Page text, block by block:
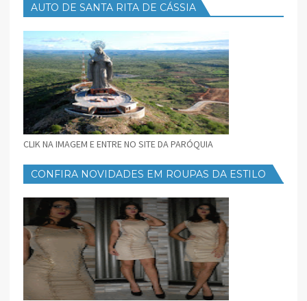
AUTO DE SANTA RITA DE CÁSSIA
CLIK NA IMAGEM E ENTRE NO SITE DA PARÓQUIA
CONFIRA NOVIDADES EM ROUPAS DA ESTILO